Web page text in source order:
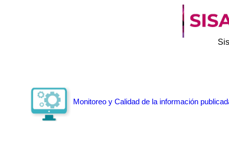
Monitoreo y Calidad de la información